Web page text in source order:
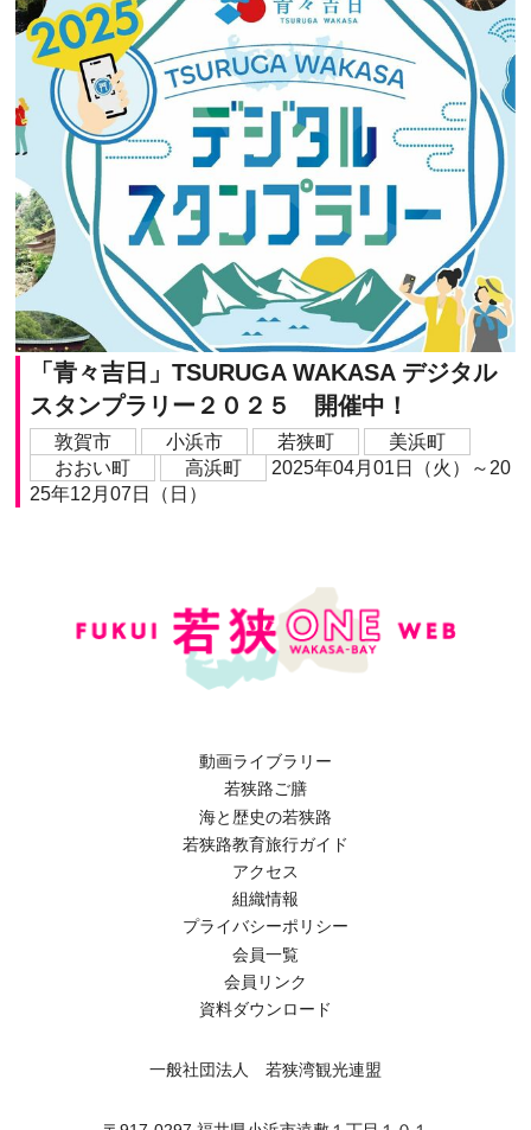
「青々吉日」TSURUGA WAKASA デジタル
スタンプラリー２０２５ 開催中！
敦賀市 小浜市 若狭町
美浜町
おおい町
高浜町
2025年04月01日（火）～20
25年12月07日（日）
動画ライブラリー
若狭路ご膳
海と歴史の若狭路
若狭路教育旅行ガイド
アクセス
組織情報
プライバシーポリシー
会員一覧
会員リンク
資料ダウンロード
一般社団法人 若狭湾観光連盟